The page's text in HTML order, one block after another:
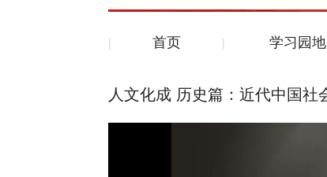
首页 学习园地
人文化成 历史篇：近代中国